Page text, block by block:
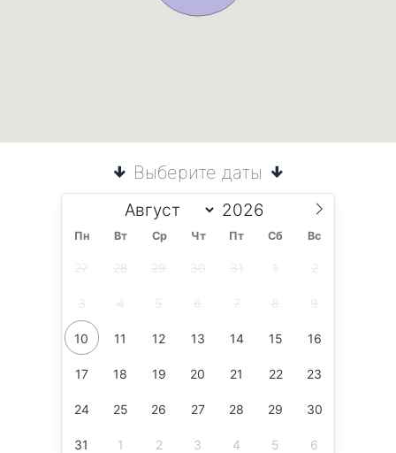
Выберите даты
Пн Вт Ср Чт Пт Сб Вс
27 28 29 30 31 1 2
3 4 5 6 7 8 9
10 11 12 13 14 15 16
17 18 19 20 21 22 23
24 25 26 27 28 29 30
31 1 2 3 4 5 6